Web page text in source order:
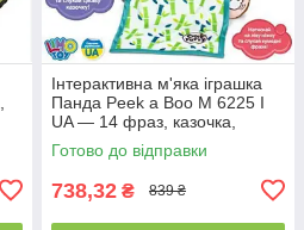
Інтерактивна м'яка іграшка
Панда Peek a Boo M 6225 I
UA — 14 фраз, казочка,
рухається і грає в хованки
Готово до відправки
738,32 ₴ 839 ₴